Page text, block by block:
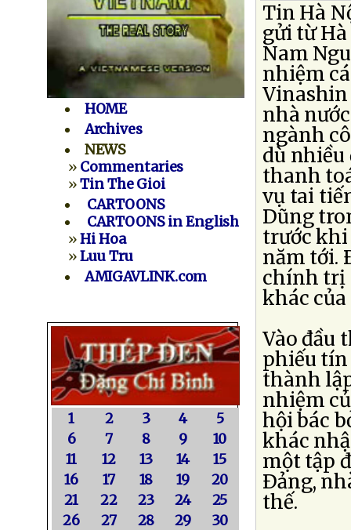
HOME
Archives
NEWS
» Commentaries
»Tin The Gioi
CARTOONS
CARTOONS in English
»Hi Hoa
»Luu Tru
AMIGAVLINK.com
1 2 3 4
5
6
7 8 9
10
11
12 13 14
15
16
17 18 19
20
21
22 23 24
25
26
27 28 29
30
Tin Hà
gửi từ
Nam
nhiệm
Vinashin
nhà
ngành
dù nhiều
thanh
vụ tai
Dũng
trước khi
năm tới.
chính trị
khác của
Vào đầu
phiếu tín
thành
nhiệm
hội bác
khác
một tập
Ðảng,
thế.